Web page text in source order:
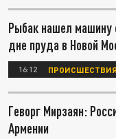
Рыбак нашел машину
дне пруда в Новой
16:12 ПРОИСШЕСТВИЯ
Геворг Мирзаян:
Армении